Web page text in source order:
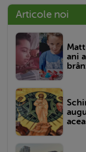
Articole noi
ani